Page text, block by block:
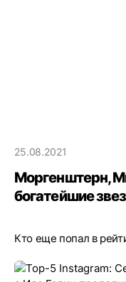
25.08.2021
Моргенштерн,
богатейшие
Кто еще попал в